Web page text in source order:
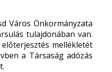
Város Önkormányzata
tulajdonában van.
mellékletét
a Társaság adózás